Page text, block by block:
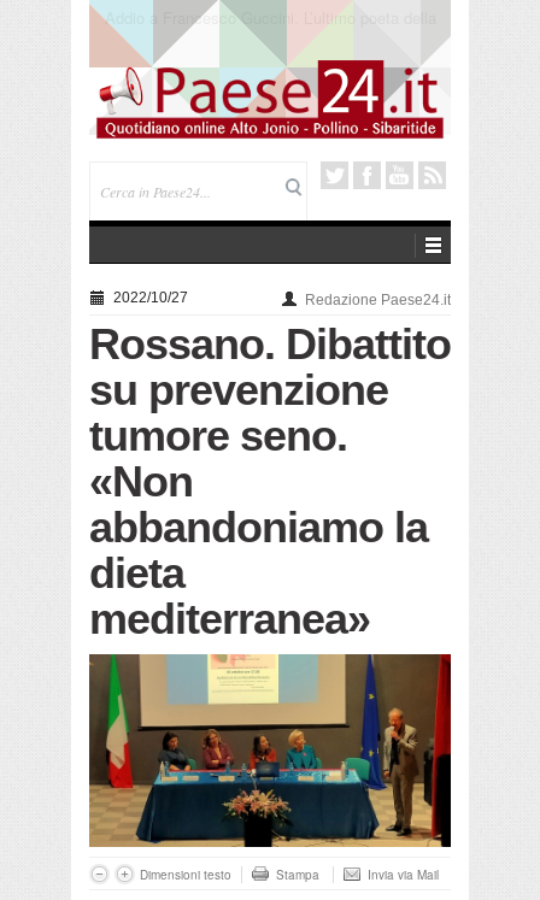
Saracena. Presentato “America”, il romanzo di Luigi
Pandolfi che racconta l’emigrazione
2022/10/27 Redazione Paese24.it
Rossano. Dibattito
su prevenzione
tumore seno.
«Non
abbandoniamo la
dieta
mediterranea»
Dimensioni testo Stampa Invia via Mail